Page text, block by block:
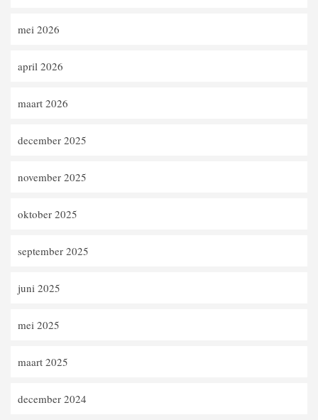
mei 2026
april 2026
maart 2026
december 2025
november 2025
oktober 2025
september 2025
juni 2025
mei 2025
maart 2025
december 2024